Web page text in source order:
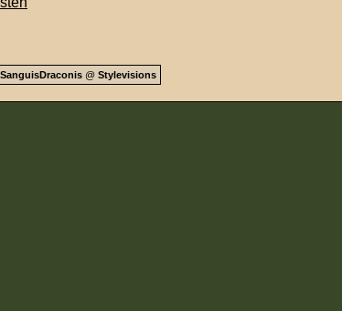
SanguisDraconis@ Stylevisions